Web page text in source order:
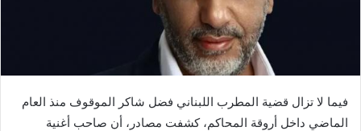
فيما لا تزال قضية المطرب اللبناني فضل شاكر الموقوف منذ العام
الماضي داخل أروقة المحاكم، كشفت مصادر، أن صاحب أغنية